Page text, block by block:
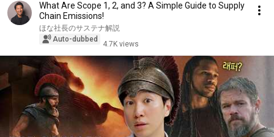
What Are Scope 1, 2, and 3? A Simple Guide to Supply
Chain Emissions!
ほな社長のサステナ解説
Auto-dubbed
4.7K views